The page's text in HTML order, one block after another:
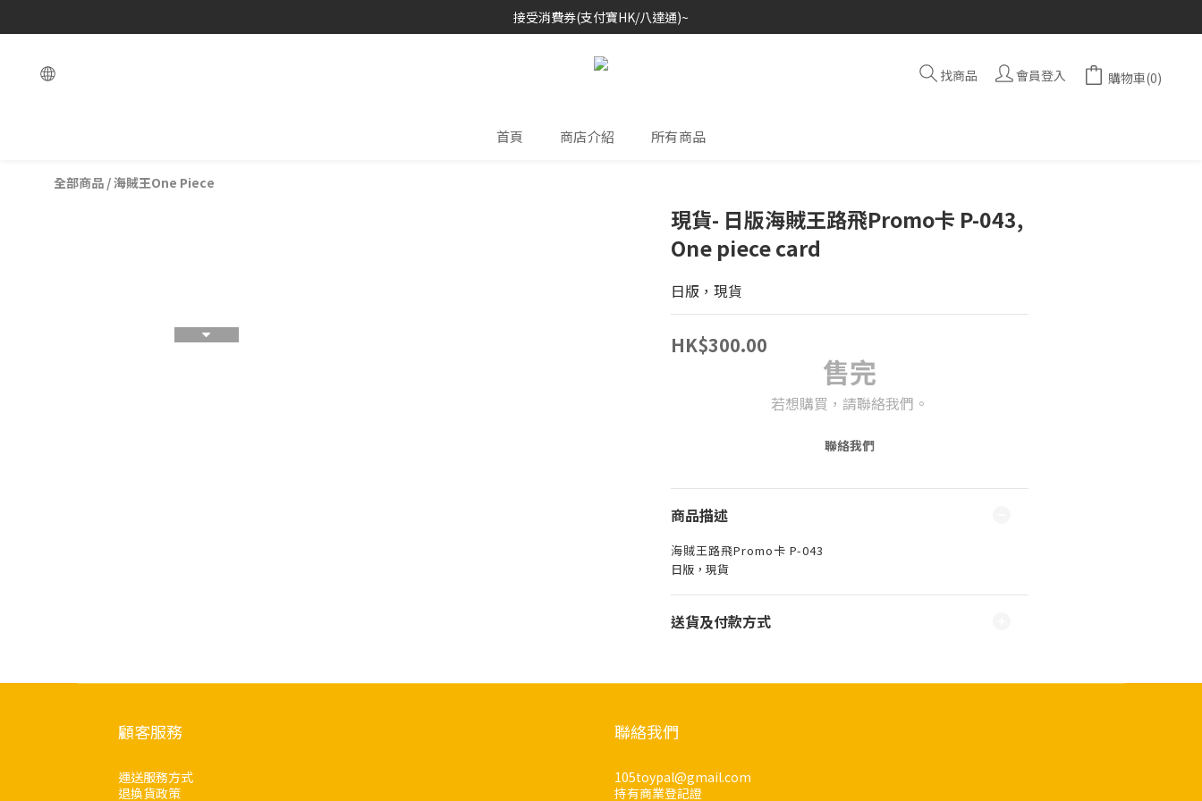
歡迎各位玩具收藏家~
接受消費券(支付寶HK/八達通)~
找商品
會員登入 購物車(0)
首頁 商店介紹 所有商品
全部商品 /海賊王One Piece
現貨- 日版海賊王路飛Promo卡 P-043,
One piece card
日版，現貨
HK$300.00
售完
若想購買，請聯絡我們。
聯絡我們
商品描述
海賊王路飛Promo卡 P-043
日版，現貨
送貨及付款方式
顧客服務
運送服務方式
退換貨政策
聯絡我們
105toypal@gmail.com
持有商業登記證